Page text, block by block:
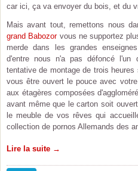
car ici, ça va envoyer du bois, et du
Mais avant tout, remettons nous
grand Babozorvous ne supportez
merde dans les grandes
d'entre nous n'a pas défoncé l'un
tentative de montage de trois
vous être ouvert le pouce avec
aux étagères composées
avant même que le carton soit
le meuble de vos rêves qui
collection de pornos Allemands des
Lire la suite →